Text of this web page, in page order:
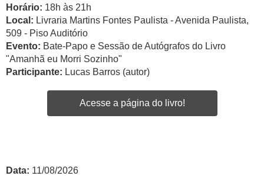
Horário: 18h às 21h
Local: Livraria Martins Fontes Paulista - Avenida Paulista,
509 - Piso Auditório
Evento: Bate-Papo e Sessão de Autógrafos do Livro
"Amanhã eu Morri Sozinho"
Participante: Lucas Barros (autor)
Acesse a página do livro!
Data: 11/08/2026